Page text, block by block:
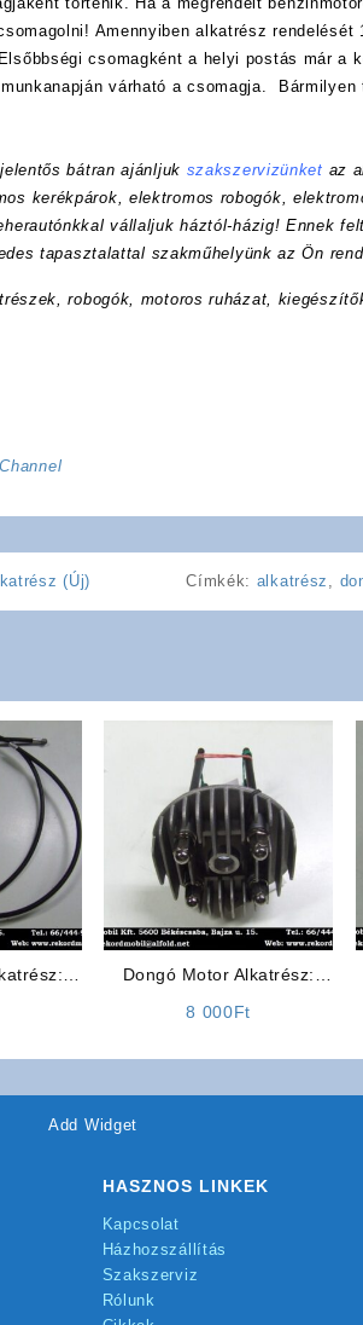
Amennyiben alkatrész rendelését
csomagként a helyi postás már a
várható a csomagja. Bármilyen
bátran ajánljuk szakszervizünket az
kerékpárok, elektromos robogók,
vállaljuk háztól-házig! Ennek
tapasztalattal szakműhelyünk az Ön
robogók, motoros ruházat,
(Új) Címkék: alkatrész ,
Dongó Motor Alkatrész:
8 000Ft
Add Widget
HASZNOS LINKEK
Kapcsolat
Házhozszállítás
Szakszerviz
Rólunk